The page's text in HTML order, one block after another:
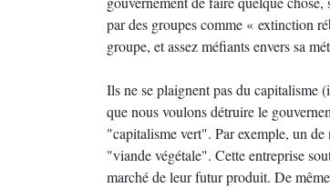
par des groupes comme « extinction
groupe, et assez méfiants envers sa
Ils ne se plaignent pas du capitalisme
que nous voulons détruire le
"capitalisme vert". Par exemple, un
"viande végétale". Cette entreprise
marché de leur futur produit. De